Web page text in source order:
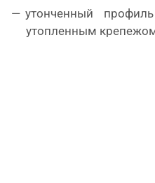
утонченный
утопленным